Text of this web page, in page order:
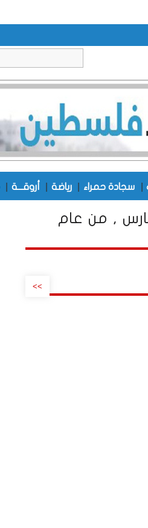
سجادة حمراء رياضة أروقـــة
, من عام
>>